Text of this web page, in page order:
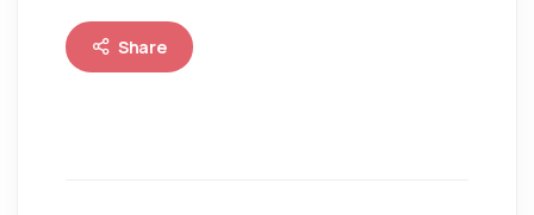
Share